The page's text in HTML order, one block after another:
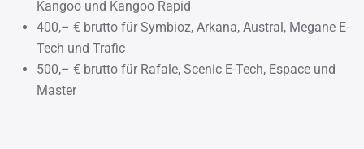
Kangoo und Kangoo Rapid
400,– € brutto für Symbioz, Arkana, Austral, Megane E-
Tech und Trafic
500,– € brutto für Rafale, Scenic E-Tech, Espace und
Master